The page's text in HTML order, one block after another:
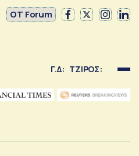
OT Forum
Γ.Δ: ΤΖΙΡΟΣ: